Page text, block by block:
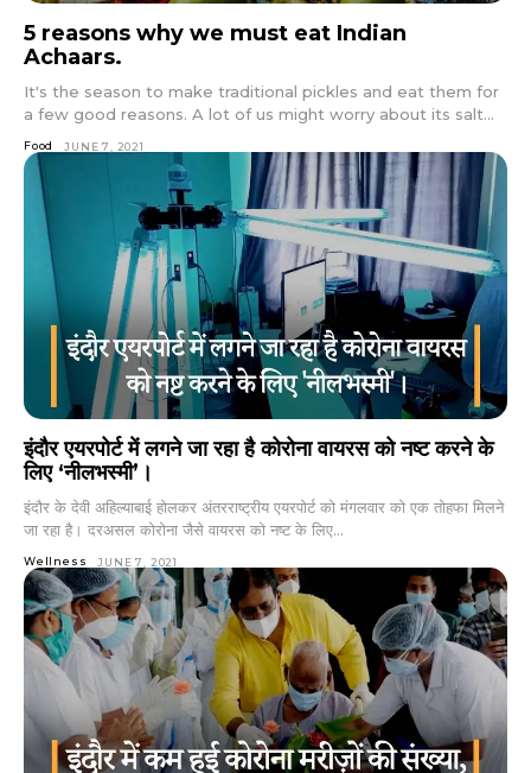
5 reasons why we must eat Indian
Achaars.
It's the season to make traditional pickles and eat them for
a few good reasons. A lot of us might worry about its salt...
Food JUNE 7, 2021
इंदौर एयरपोर्ट में लगने जा रहा है कोरोना वायरस को नष्ट करने के
लिए ‘नीलभस्मी’।
इंदौर के देवी अहिल्याबाई होलकर अंतरराष्ट्रीय एयरपोर्ट को मंगलवार को एक तोहफा मिलने
जा रहा है। दरअसल कोरोना जैसे वायरस को नष्ट के लिए...
Wellness JUNE 7, 2021